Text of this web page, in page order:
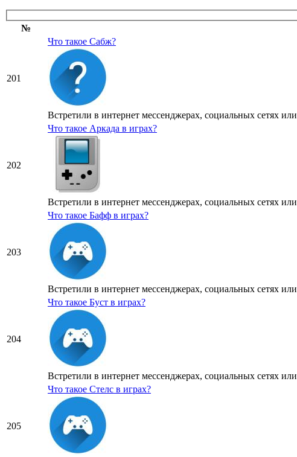
№
201
Что такое Сабж?
Встретили в интернет мессенджерах, социальных сетях
202
Что такое Аркада в играх?
Встретили в интернет мессенджерах, социальных сетях
203
Что такое Бафф в играх?
Встретили в интернет мессенджерах, социальных сетях
204
Что такое Буст в играх?
Встретили в интернет мессенджерах, социальных сетях
205
Что такое Стелс в играх?